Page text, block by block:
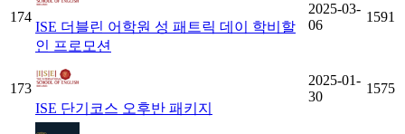
174
ISE 더블린 어학원 성 패트릭 데이 학비할
인 프로모션
2025-03-
06
1591
173
ISE 단기코스 오후반 패키지
2025-01-
30
1575